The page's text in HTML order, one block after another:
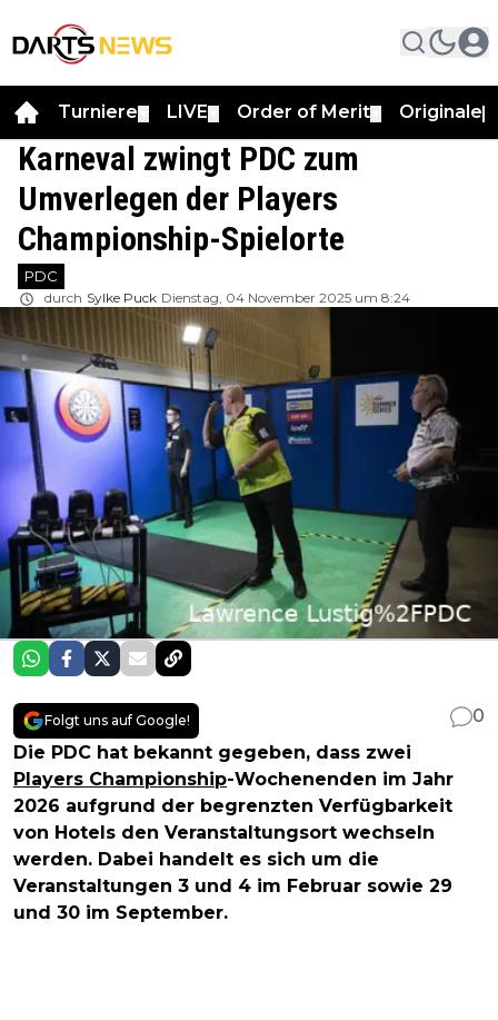
Turniere LIVE Order of Merit Originale
Karneval zwingt PDC zum
Umverlegen der Players
Championship-Spielorte
PDC
durch Sylke Puck Dienstag, 04 November 2025 um 8:24
Folgt uns auf Google!
0
Die PDC hat bekannt gegeben, dass zwei
Players Championship-Wochenenden im Jahr
2026 aufgrund der begrenzten Verfügbarkeit
von Hotels den Veranstaltungsort wechseln
werden. Dabei handelt es sich um die
Veranstaltungen 3 und 4 im Februar sowie 29
und 30 im September.